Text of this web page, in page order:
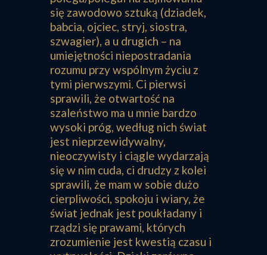
się zawodowo sztuką (dziadek,
babcia, ojciec, stryj, siostra,
szwagier), a u drugich – na
umiejętności niepostradania
rozumu przy wspólnym życiu z
tymi pierwszymi. Ci pierwsi
sprawili, że otwartość na
szaleństwo ma u mnie bardzo
wysoki próg, według nich świat
jest nieprzewidywalny,
nieoczywisty i ciągle wydarzają
się w nim cuda, ci drudzy z kolei
sprawili, że mam w sobie dużo
cierpliwości, spokoju i wiary, że
świat jednak jest poukładany i
rządzi się prawami, których
zrozumienie jest kwestią czasu i